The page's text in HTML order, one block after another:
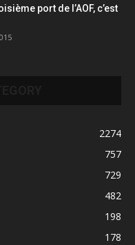
port de l’AOF, c’est
2274
757
729
482
198
178